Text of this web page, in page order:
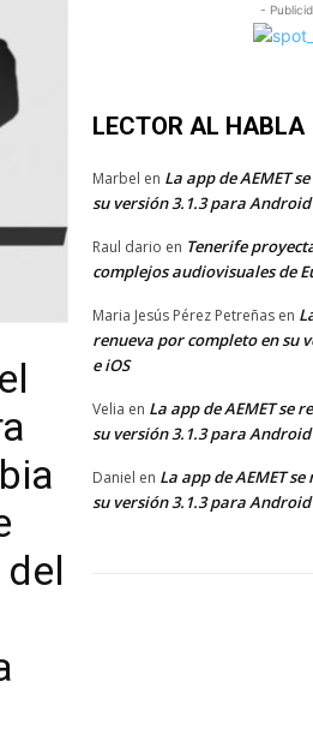
-
LECTOR AL HABLA
Marbel en La app de AEMET
su versión 3.1.3 para Android
Raul dario en Tenerife
complejos audiovisuales de
Maria Jesús Pérez Petreñas en
renueva por completo en su
e iOS
Velia en La app de AEMET se
su versión 3.1.3 para Android
Daniel en La app de AEMET
su versión 3.1.3 para Android